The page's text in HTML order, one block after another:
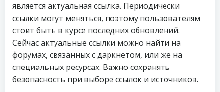
является актуальная ссылка. Периодически
ссылки могут меняться, поэтому пользователям
стоит быть в курсе последних обновлений.
Сейчас актуальные ссылки можно найти на
форумах, связанных с даркнетом, или же на
специальных ресурсах. Важно сохранять
безопасность при выборе ссылок и источников.